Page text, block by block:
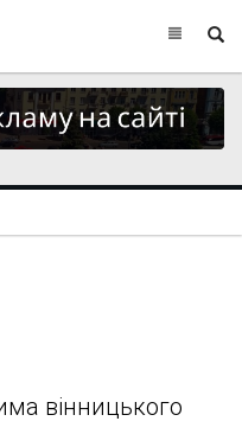
вінницького